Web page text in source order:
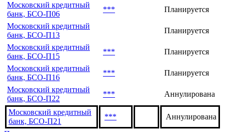
Московский кредитный
банк, БСО-П06
***
Планируется
Московский кредитный
банк, БСО-П13
Планируется
Московский кредитный
банк, БСО-П15
***
Планируется
Московский кредитный
банк, БСО-П16
***
Планируется
Московский кредитный
банк, БСО-П22
*** Аннулирована
Московский кредитный
банк, БСО-П21
***
Аннулирована